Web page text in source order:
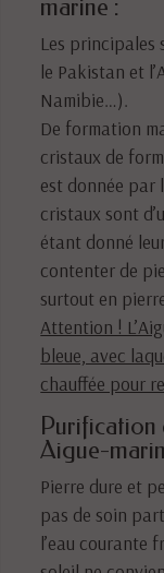
marine :
Les principales
le Pakistan et
Namibie…).
De formation
cristaux de
est donnée par
cristaux sont
étant donné
contenter de
surtout en
Attention !
bleue, avec
chauffée pour
Purification
Aigue-
Pierre dure et
pas de soin
l’eau courante